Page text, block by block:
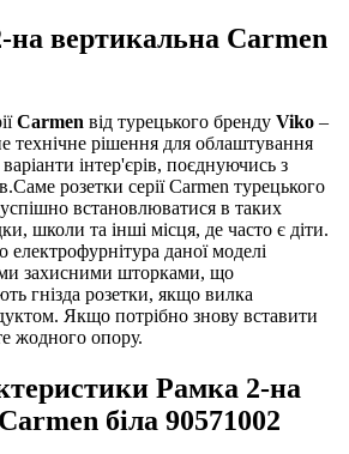
вертикальна Carmen
Carmen від турецького бренду Viko –
технічне рішення для облаштування
інтер'єрів, поєднуючись з
розетки серії Carmen турецького
встановлюватися в таких
школи та інші місця, де часто є діти.
даної моделі
захисними шторками, що
гнізда розетки, якщо вилка
Якщо потрібно знову вставити
жодного опору.
Рамка 2-на
біла 90571002